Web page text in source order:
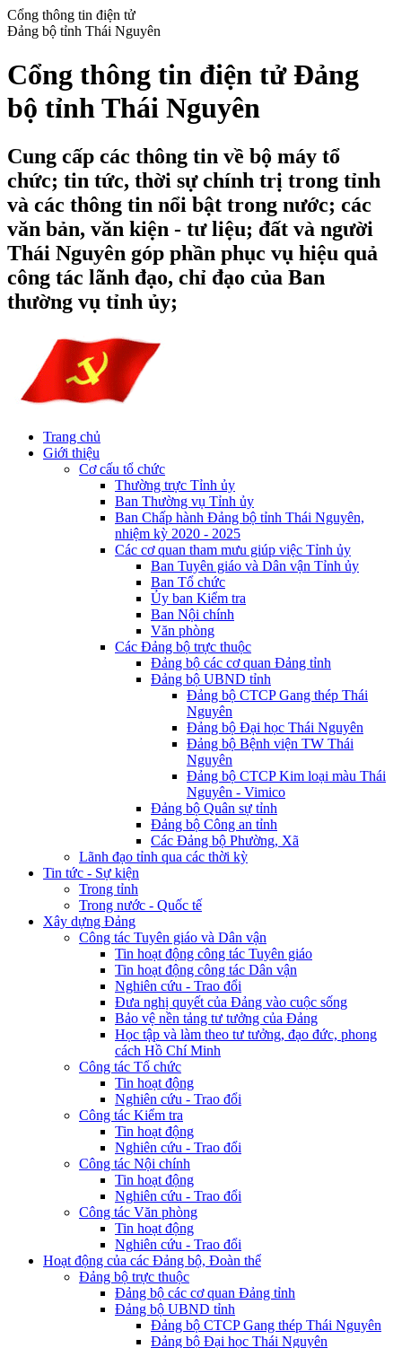
Cổng thông tin điện tử
Đảng bộ tỉnh Thái Nguyên
Cổng thông tin điện tử Đảng
bộ tỉnh Thái Nguyên
Cung cấp các thông tin về bộ máy tổ
chức; tin tức, thời sự chính trị trong tỉnh
và các thông tin nổi bật trong nước; các
văn bản, văn kiện - tư liệu; đất và người
Thái Nguyên góp phần phục vụ hiệu quả
công tác lãnh đạo, chỉ đạo của Ban
thường vụ tỉnh ủy;
Trang chủ
Giới thiệu
Cơ cấu tổ chức
Thường trực Tỉnh ủy
Ban Thường vụ Tỉnh ủy
Ban Chấp hành Đảng bộ tỉnh Thái Nguyên,
nhiệm kỳ 2020 - 2025
Các cơ quan tham mưu giúp việc Tỉnh ủy
Ban Tuyên giáo và Dân vận Tỉnh ủy
Ban Tổ chức
Ủy ban Kiểm tra
Ban Nội chính
Văn phòng
Các Đảng bộ trực thuộc
Đảng bộ các cơ quan Đảng tỉnh
Đảng bộ UBND tỉnh
Đảng bộ CTCP Gang thép Thái
Nguyên
Đảng bộ Đại học Thái Nguyên
Đảng bộ Bệnh viện TW Thái
Nguyên
Đảng bộ CTCP Kim loại màu Thái
Nguyên - Vimico
Đảng bộ Quân sự tỉnh
Đảng bộ Công an tỉnh
Các Đảng bộ Phường, Xã
Lãnh đạo tỉnh qua các thời kỳ
Tin tức - Sự kiện
Trong tỉnh
Trong nước - Quốc tế
Xây dựng Đảng
Công tác Tuyên giáo và Dân vận
Tin hoạt động công tác Tuyên giáo
Tin hoạt động công tác Dân vận
Nghiên cứu - Trao đổi
Đưa nghị quyết của Đảng vào cuộc sống
Bảo vệ nền tảng tư tưởng của Đảng
Học tập và làm theo tư tưởng, đạo đức, phong
cách Hồ Chí Minh
Công tác Tổ chức
Tin hoạt động
Nghiên cứu - Trao đổi
Công tác Kiểm tra
Tin hoạt động
Nghiên cứu - Trao đổi
Công tác Nội chính
Tin hoạt động
Nghiên cứu - Trao đổi
Công tác Văn phòng
Tin hoạt động
Nghiên cứu - Trao đổi
Hoạt động của các Đảng bộ, Đoàn thể
Đảng bộ trực thuộc
Đảng bộ các cơ quan Đảng tỉnh
Đảng bộ UBND tỉnh
Đảng bộ CTCP Gang thép Thái Nguyên
Đảng bộ Đại học Thái Nguyên